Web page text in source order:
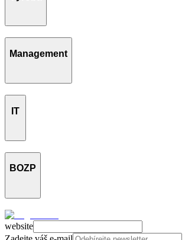
Management
IT
BOZP
website